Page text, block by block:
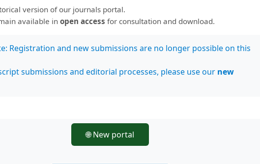
Núm. 24 (2016)
para el crecimiento de la cultura según T.S. Eliot Revista de
creadora en la persona del artista,Revista de Lenguas
según Pável Florenski: el arte como conciencia estética de la vida
version of our journals portal.
available inopen access for consultation and download.
Registration and new submissions are no longer possible on this
submissions and editorial processes, please use our new
🌐 New portal